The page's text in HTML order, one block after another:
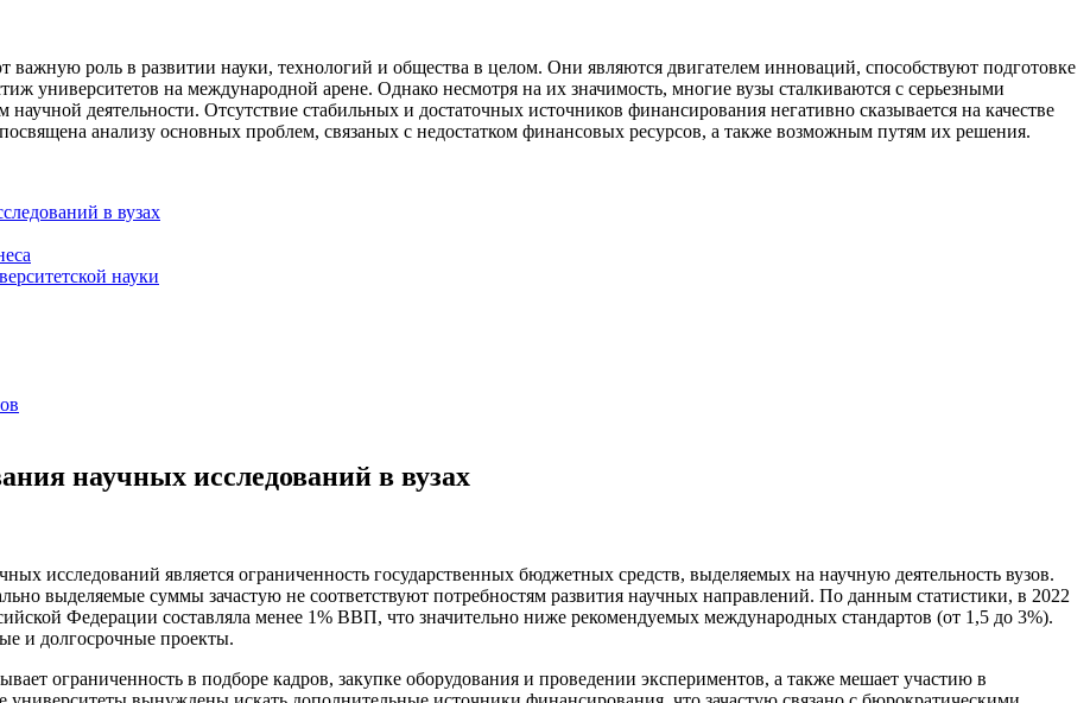
роль в развитии науки, технологий и общества в целом. Они являются двигателем инноваций, способствуют подготовке
университетов на международной арене. Однако несмотря на их значимость, многие вузы сталкиваются с серьезными
деятельности. Отсутствие стабильных и достаточных источников финансирования негативно сказывается на качестве
анализу основных проблем, связаных с недостатком финансовых ресурсов, а также возможным путям их решения.
в вузах
науки
научных исследований в вузах
исследований является ограниченность государственных бюджетных средств, выделяемых на научную деятельность вузов.
выделяемые суммы зачастую не соответствуют потребностям развития научных направлений. По данным статистики, в 2022
Федерации составляла менее 1% ВВП, что значительно ниже рекомендуемых международных стандартов (от 1,5 до 3%).
и долгосрочные проекты.
ограниченность в подборе кадров, закупке оборудования и проведении экспериментов, а также мешает участию в